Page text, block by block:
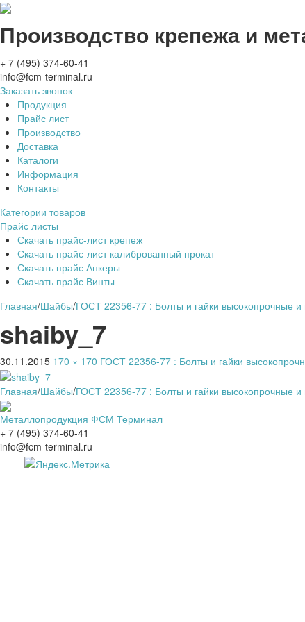
Производство крепежа и
+ 7 (495) 374-60-41
info@fcm-terminal.ru
Заказать звонок
Продукция
Прайс лист
Производство
Доставка
Каталоги
Информация
Контакты
Категории товаров
Прайс листы
Скачать прайс-лист крепеж
Скачать прайс-лист калиброванный прокат
Скачать прайс Анкеры
Скачать прайс Винты
Главная/Шайбы/ГОСТ 22356-77 : Болты и гайки высокопрочные
shaiby_7
30.11.2015 170 × 170 ГОСТ 22356-77 : Болты и гайки
Главная/Шайбы/ГОСТ 22356-77 : Болты и гайки высокопрочные
Металлопродукция ФСМ Терминал
+ 7 (495) 374-60-41
info@fcm-terminal.ru